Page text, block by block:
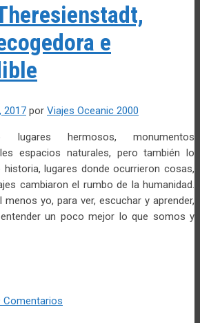
e
2017 por Viajes Oceanic 2000
lugares hermosos, monumentos
espacios naturales, pero también lo
lugares donde ocurrieron cosas,
cambiaron el rumbo de la humanidad.
menos yo, para ver, escuchar y aprender,
un poco mejor lo que somos y
Comentarios